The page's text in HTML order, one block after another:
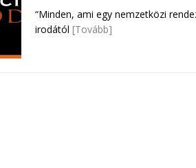
“Minden, ami egy nemzetközi
irodától [Tovább]